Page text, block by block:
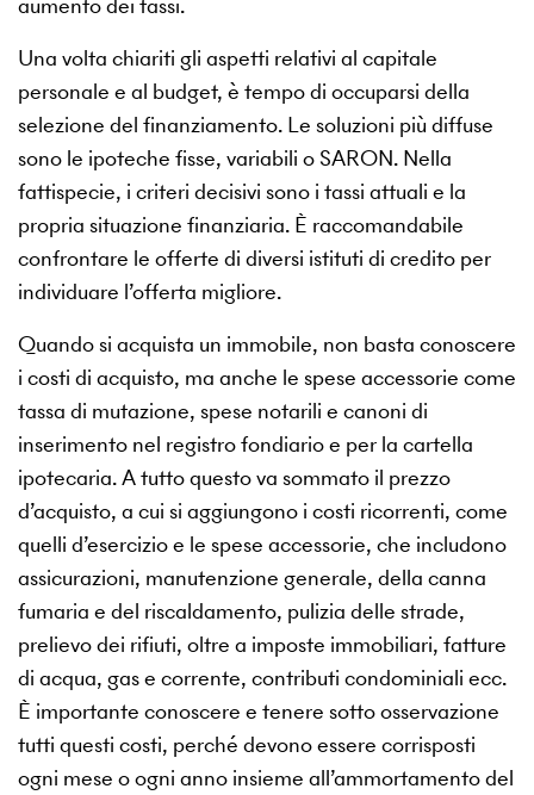
Una volta chiariti gli aspetti relativi al capitale
personale e al budget, è tempo di occuparsi della
selezione del finanziamento. Le soluzioni più diffuse
sono le ipoteche fisse, variabili o SARON. Nella
fattispecie, i criteri decisivi sono i tassi attuali e la
propria situazione finanziaria. È raccomandabile
confrontare le offerte di diversi istituti di credito per
individuare l’offerta migliore.
Quando si acquista un immobile, non basta conoscere
i costi di acquisto, ma anche le spese accessorie come
tassa di mutazione, spese notarili e canoni di
inserimento nel registro fondiario e per la cartella
ipotecaria. A tutto questo va sommato il prezzo
d’acquisto, a cui si aggiungono i costi ricorrenti, come
quelli d’esercizio e le spese accessorie, che includono
assicurazioni, manutenzione generale, della canna
fumaria e del riscaldamento, pulizia delle strade,
prelievo dei rifiuti, oltre a imposte immobiliari, fatture
di acqua, gas e corrente, contributi condominiali ecc.
È importante conoscere e tenere sotto osservazione
tutti questi costi, perché devono essere corrisposti
ogni mese o ogni anno insieme all’ammortamento del